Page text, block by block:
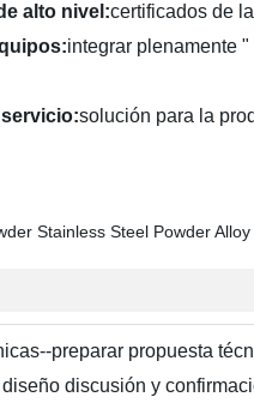
alto nivel :certificados de
:integrar plenamente "
servicio:solución para la
preparar propuesta
discusión y